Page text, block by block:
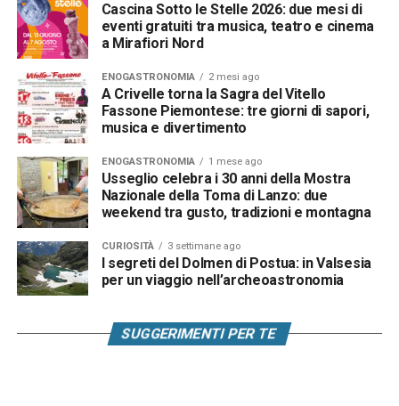
Cascina Sotto le Stelle 2026: due mesi di
eventi gratuiti tra musica, teatro e cinema
a Mirafiori Nord
ENOGASTRONOMIA 2 mesi ago
A Crivelle torna la Sagra del Vitello
Fassone Piemontese: tre giorni di sapori,
musica e divertimento
ENOGASTRONOMIA 1 mese ago
Usseglio celebra i 30 anni della Mostra
Nazionale della Toma di Lanzo: due
weekend tra gusto, tradizioni e montagna
CURIOSITÀ 3 settimane ago
I segreti del Dolmen di Postua: in Valsesia
per un viaggio nell’archeoastronomia
SUGGERIMENTI PER TE